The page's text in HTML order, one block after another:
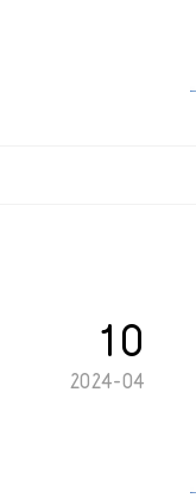
10
2024-04